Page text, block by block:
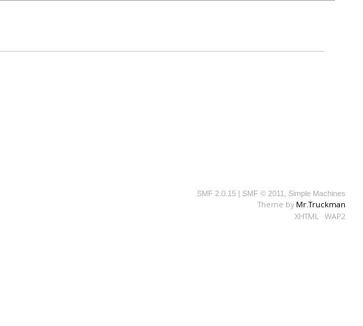
SMF 2.0.15 | SMF © 2011 Simple Machines
Theme by Mr.Truckman
XHTML
WAP2